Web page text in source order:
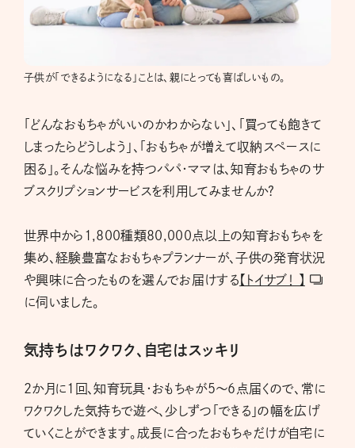
子供が「できるようになる」ことは、親にとっても喜ばしいもの。
「どんなおもちゃがいいのかわからない」、「買っても飽きて
しまったらどうしよう」、「おもちゃが増えて収納スペースに
困る」。そんな悩みを持つパパ・ママは、知育おもちゃのサ
ブスクリプションサービスを利用してみませんか?
世界中から1,800種類80,000点以上の知育おもちゃを
集め、経験豊富なおもちゃプランナーが、子供の発育状況
や興味に合ったものを選んでお届けする 【トイサブ！ 】
に伺いました。
気持ちはワクワク、自宅はスッキリ
2か月に1回、知育玩具・おもちゃが5～6点届くので、常に
ワクワクした気持ちで遊べ、少しずつ「できる」の幅を広げ
ていくことができます。成長に合ったおもちゃだけが自宅に